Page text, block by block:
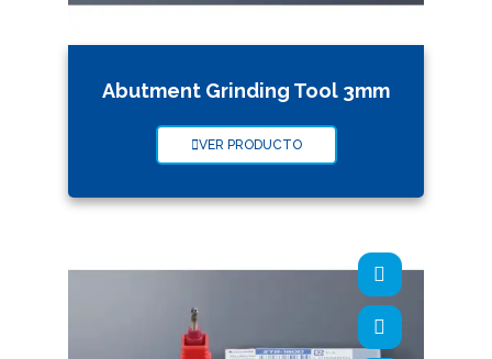
Abutment Grinding Tool 3mm
VER PRODUCTO